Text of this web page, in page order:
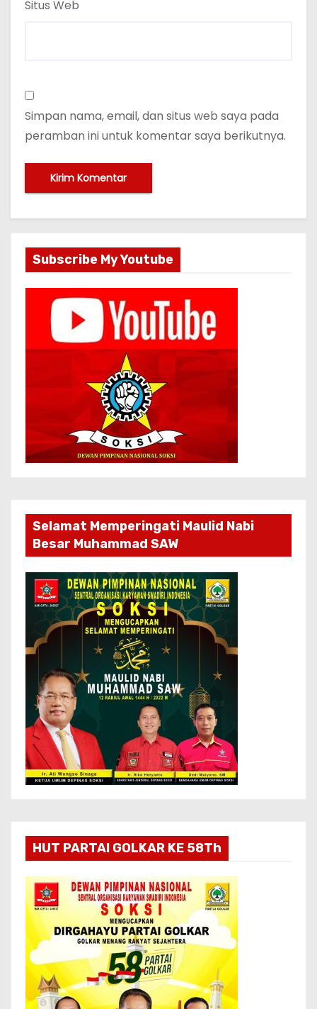
Situs Web
Simpan nama, email, dan situs web saya pada
peramban ini untuk komentar saya berikutnya.
Subscribe My Youtube
Selamat Memperingati Maulid Nabi
Besar Muhammad SAW
HUT PARTAI GOLKAR KE 58Th